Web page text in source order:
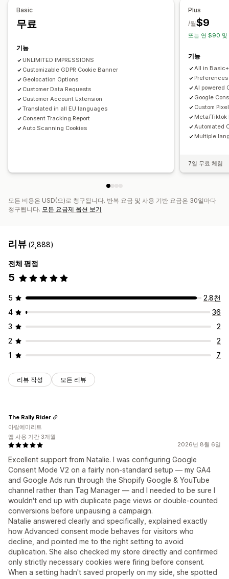
데이터 관리
규정
FADP
GDPR
그레이스케일
Basic
무료
기능
UNLIMITED IMPRESSIONS
Customizable GDPR Cookie Banner
Geolocation Options
Customer Data Requests
Customer Account Extension
Translated in all EU languages
Consent Tracking Report
Auto Scanning Cookies
Plus
$9
/월
또는 연 $90 및
기능
All in Basic+
AI powered
Google
Custom
Meta/Tiktok
Automated
Multiple
7일 무료 체험
모든 비용은 USD(으)로 청구됩니다. 반복 요금 및 사용 기반 요금은 30일마다
청구됩니다. 모든 요금제 옵션 보기
리뷰 (2,888)
전체 평점
5
5
2.8천
4
36
3
2
2
2
1
7
리뷰 작성 모든 리뷰
2026년 8월 6일
Excellent support from Natalie. I was configuring Google
Consent Mode V2 on a fairly non-standard setup — my GA4
and Google Ads run through the Shopify Google & YouTube
channel rather than Tag Manager — and I needed to be sure I
wouldn't end up with duplicate page views or double-counted
conversions before unpausing a campaign.
Natalie answered clearly and specifically, explained exactly
how Advanced consent mode behaves for visitors who
decline, and pointed me to the right setting to avoid
duplication. She also checked my store directly and confirmed
only strictly necessary cookies were firing before consent.
When a setting hadn't saved properly on my side, she spotted
The Rally Rider
아랍에미리트
앱 사용 기간 3개월